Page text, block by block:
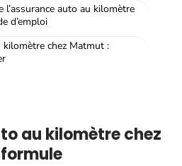
l’assurance auto au kilomètre
d’emploi
chez Matmut :
au kilomètre chez